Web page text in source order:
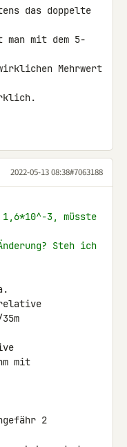
das doppelte
mit dem 5-
Mehrwert
2022-05-13 08:38#7063188
3, müsste
Steh ich
mit
2